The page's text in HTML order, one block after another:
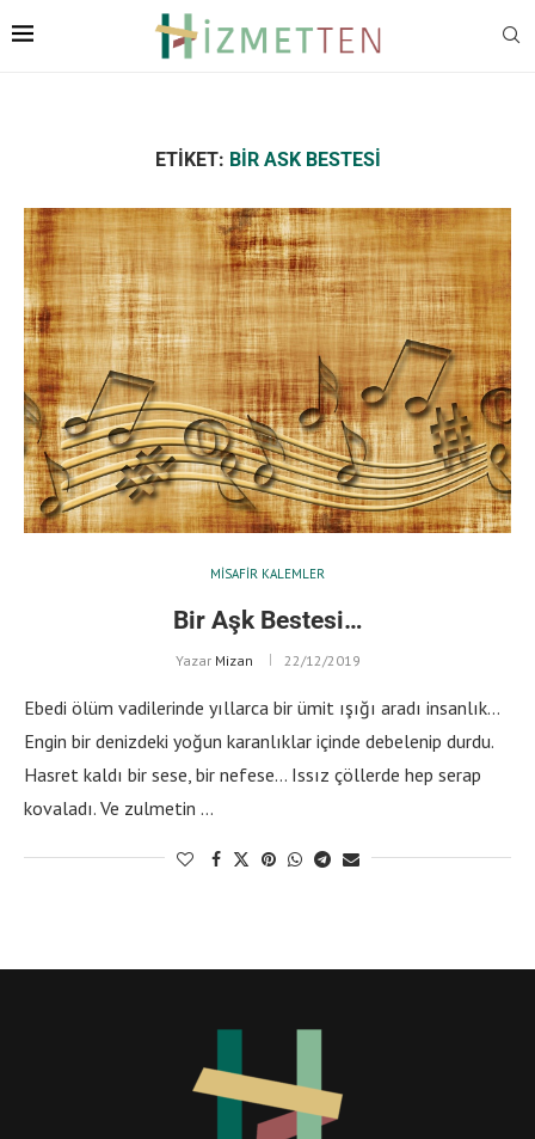
ETIKET: BIR ASK BESTESI
MISAFIR KALEMLER
Bir Aşk Bestesi…
Yazar Mizan 22/12/2019
Ebedi ölüm vadilerinde yıllarca bir ümit ışığı aradı insanlık…
Engin bir denizdeki yoğun karanlıklar içinde debelenip durdu.
Hasret kaldı bir sese, bir nefese… Issız çöllerde hep serap
kovaladı. Ve zulmetin …